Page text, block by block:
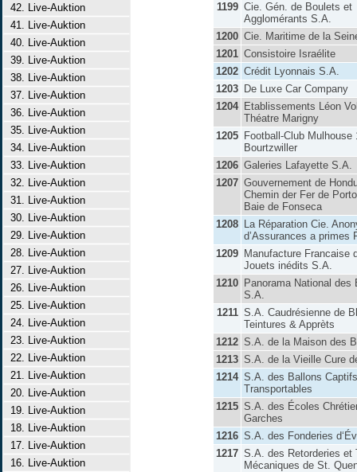
42. Live-Auktion
41. Live-Auktion
40. Live-Auktion
39. Live-Auktion
38. Live-Auktion
37. Live-Auktion
36. Live-Auktion
35. Live-Auktion
34. Live-Auktion
33. Live-Auktion
32. Live-Auktion
31. Live-Auktion
30. Live-Auktion
29. Live-Auktion
28. Live-Auktion
27. Live-Auktion
26. Live-Auktion
25. Live-Auktion
24. Live-Auktion
23. Live-Auktion
22. Live-Auktion
21. Live-Auktion
20. Live-Auktion
19. Live-Auktion
18. Live-Auktion
17. Live-Auktion
16. Live-Auktion
1199 Cie. Gén. de Boulets et
Agglomérants S.A.
1200 Cie. Maritime de la
1201 Consistoire Israélite
1202 Crédit Lyonnais S.A.
1203 De Luxe Car Company
1204 Etablissements Léon
Théatre Marigny
1205 Football-Club Mulhouse
Bourtzwiller
1206 Galeries Lafayette S.A.
1207 Gouvernement de
Chemin der Fer de
Baie de Fonseca
1208 La Réparation Cie.
d’Assurances a primes
1209 Manufacture Francaise
Jouets inédits S.A.
1210 Panorama National des
S.A.
1211 S.A. Caudrésienne de
Teintures & Apprèts
1212 S.A. de la Maison des
1213 S.A. de la Vieille Cure
1214 S.A. des Ballons Captifs
Transportables
1215 S.A. des Écoles
Garches
1216 S.A. des Fonderies
1217 S.A. des Retorderies et
Mécaniques de St.